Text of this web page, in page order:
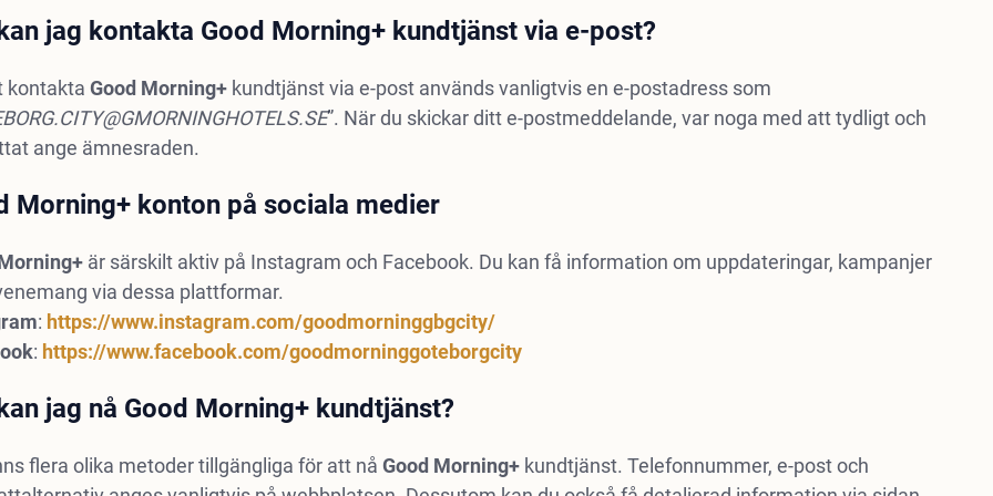
jag kontakta Good Morning+ kundtjänst via e-post?
kontakta Good Morning+kundtjänst via e-post används vanligtvis en e-postadress som
”. När du skickar ditt e-postmeddelande, var noga med att tydligt och
ange ämnesraden.
Morning+ konton på sociala medier
är särskilt aktiv på Instagram och Facebook. Du kan få information om uppdateringar, kampanjer
via dessa plattformar.
: https://www.instagram.com/goodmorninggbgcity/
: https://www.facebook.com/goodmorninggoteborgcity
jag nå Good Morning+ kundtjänst?
flera olika metoder tillgängliga för att nå Good Morning+kundtjänst. Telefonnummer, e-post och